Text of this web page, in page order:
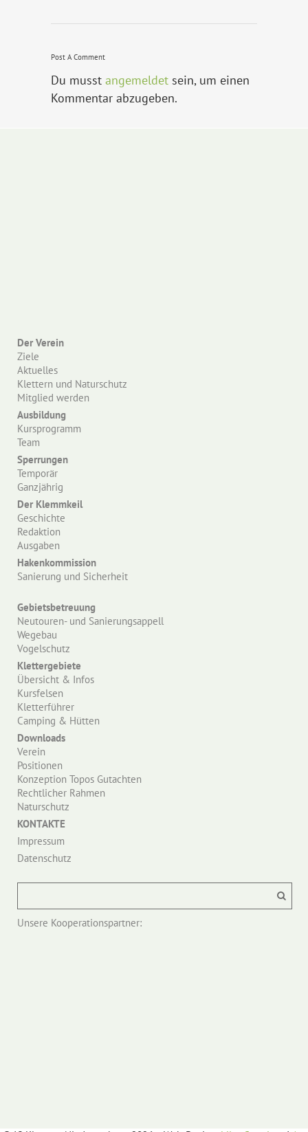
Post A Comment
Du musst angemeldet sein, um einen
Kommentar abzugeben.
Der Verein
Ziele
Aktuelles
Klettern und Naturschutz
Mitglied werden
Ausbildung
Kursprogramm
Team
Sperrungen
Temporär
Ganzjährig
Der Klemmkeil
Geschichte
Redaktion
Ausgaben
Hakenkommission
Sanierung und Sicherheit
Gebietsbetreuung
Neutouren- und Sanierungsappell
Wegebau
Vogelschutz
Klettergebiete
Übersicht & Infos
Kursfelsen
Kletterführer
Camping & Hütten
Downloads
Verein
Positionen
Konzeption Topos Gutachten
Rechtlicher Rahmen
Naturschutz
KONTAKTE
Impressum
Datenschutz
Unsere Kooperationspartner: